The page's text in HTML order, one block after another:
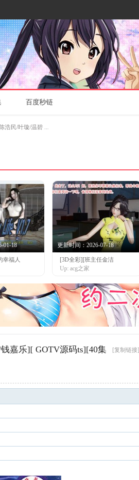
百度秒链
浩民/叶璇/温碧 ...
01-18
幸福人
更新时间：2026-07-18
[3D全彩][班主任金洁
Up: acg之家
嘉乐][ GOTV源码ts][40集
[复制链接]